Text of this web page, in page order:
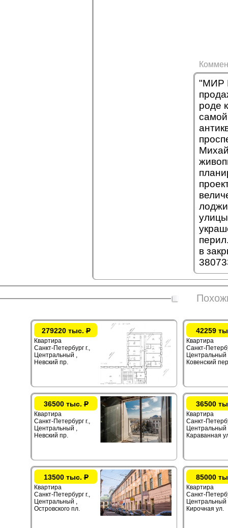
"МИР
роде
в
279220 тыс.Р
Квартира
Санкт-Петербург г.,
Центральный ,
Невский пр.
42259
Квартира
Санкт-
Центральный
Ковенский
36500 тыс.Р
Квартира
Санкт-Петербург г.,
Центральный ,
Невский пр.
36500
Квартира
Санкт-
Центральный
Караванная
13500 тыс.Р
Квартира
Санкт-Петербург г.,
Центральный ,
Островского пл.
85000
Квартира
Санкт-
Центральный
Кирочная ул.